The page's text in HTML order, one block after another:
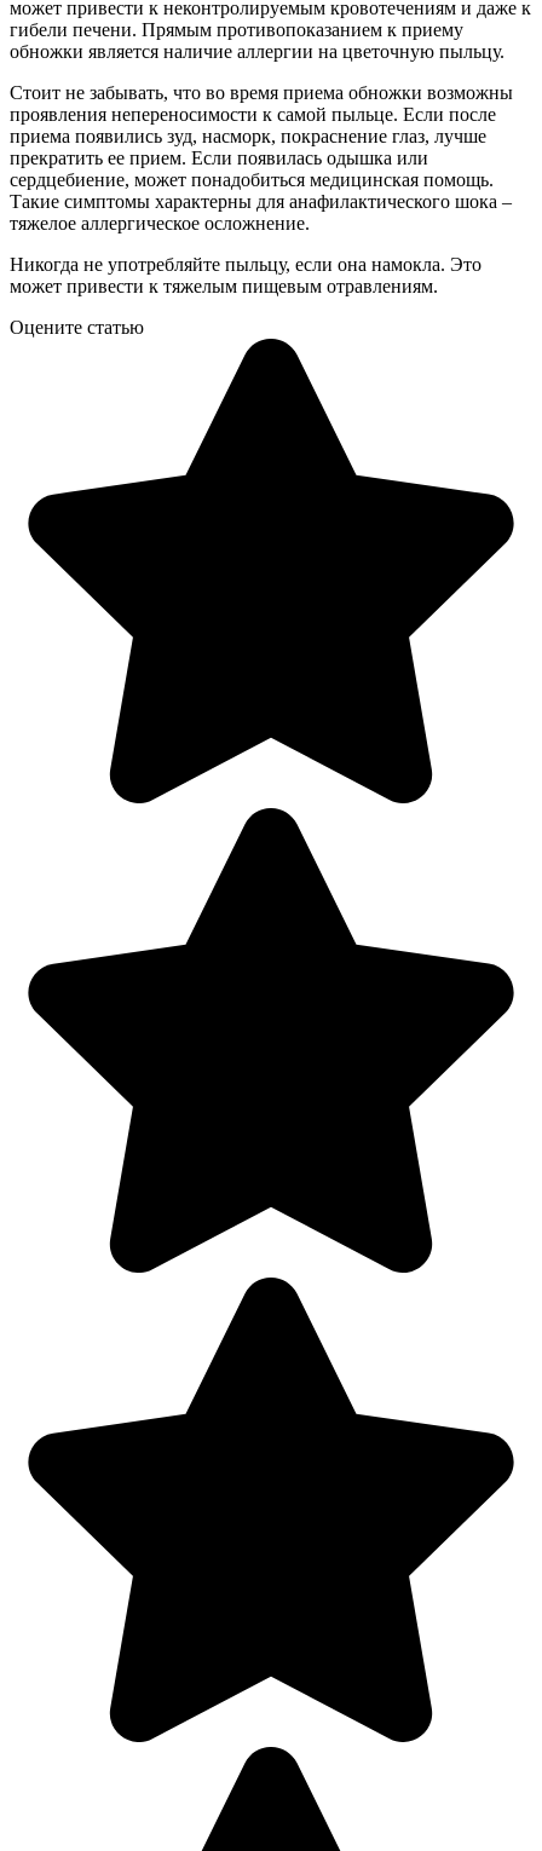
может привести к неконтролируемым кровотечениям и даже к
гибели печени. Прямым противопоказанием к приему
обножки является наличие аллергии на цветочную пыльцу.
Стоит не забывать, что во время приема обножки возможны
проявления непереносимости к самой пыльце. Если после
приема появились зуд, насморк, покраснение глаз, лучше
прекратить ее прием. Если появилась одышка или
сердцебиение, может понадобиться медицинская помощь.
Такие симптомы характерны для анафилактического шока –
тяжелое аллергическое осложнение.
Никогда не употребляйте пыльцу, если она намокла. Это
может привести к тяжелым пищевым отравлениям.
Оцените статью